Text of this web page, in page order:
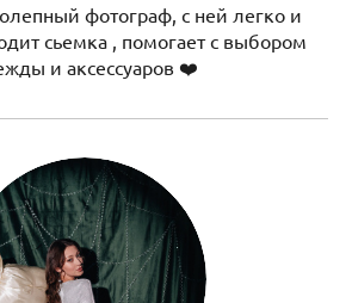
фотограф, с ней легко и
сьемка , помогает с выбором
и аксессуаров ❤️